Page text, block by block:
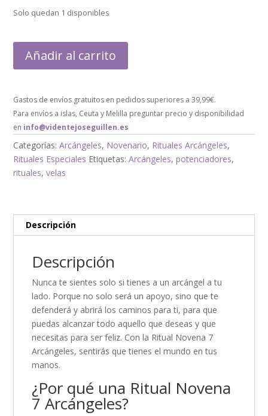
Solo quedan 1 disponibles
Añadir al carrito
Gastos de envíos gratuitos en pedidos superiores a 39,99€.
Para envíos a islas, Ceuta y Melilla preguntar precio y disponibilidad
en info@videntejoseguillen.es
Categorías:Arcángeles, Novenario, Rituales Arcángeles,
Rituales Especiales Etiquetas:Arcángeles,potenciadores,
rituales,velas
Descripción
Descripción
Nunca te sientes solo si tienes a un arcángel a tu
lado. Porque no solo será un apoyo, sino que te
defenderá y abrirá los caminos para ti, para que
puedas alcanzar todo aquello que deseas y que
necesitas para ser feliz. Con la Ritual Novena 7
Arcángeles, sentirás que tienes el mundo en tus
manos.
¿Por qué una Ritual Novena
7 Arcángeles?